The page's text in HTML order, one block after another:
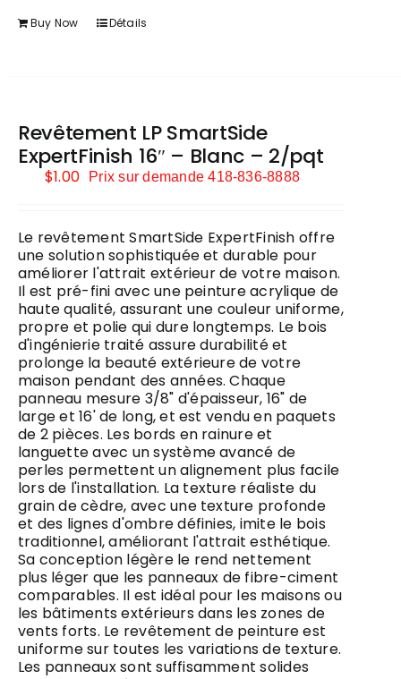
Buy Now Détails
Revêtement LP SmartSide
ExpertFinish 16″ – Blanc – 2/pqt
$1.00 Prix sur demande 418-836-8888
Le revêtement SmartSide ExpertFinish offre
une solution sophistiquée et durable pour
améliorer l'attrait extérieur de votre maison.
Il est pré-fini avec une peinture acrylique de
haute qualité, assurant une couleur uniforme,
propre et polie qui dure longtemps. Le bois
d'ingénierie traité assure durabilité et
prolonge la beauté extérieure de votre
maison pendant des années. Chaque
panneau mesure 3/8" d'épaisseur, 16" de
large et 16' de long, et est vendu en paquets
de 2 pièces. Les bords en rainure et
languette avec un système avancé de
perles permettent un alignement plus facile
lors de l'installation. La texture réaliste du
grain de cèdre, avec une texture profonde
et des lignes d'ombre définies, imite le bois
traditionnel, améliorant l'attrait esthétique.
Sa conception légère le rend nettement
plus léger que les panneaux de fibre-ciment
comparables. Il est idéal pour les maisons ou
les bâtiments extérieurs dans les zones de
vents forts. Le revêtement de peinture est
uniforme sur toutes les variations de texture.
Les panneaux sont suffisamment solides